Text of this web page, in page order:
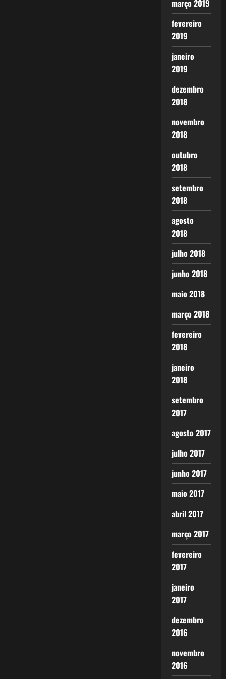
março 2019
fevereiro
2019
janeiro
2019
dezembro
2018
novembro
2018
outubro
2018
setembro
2018
agosto
2018
julho 2018
junho 2018
maio 2018
março 2018
fevereiro
2018
janeiro
2018
setembro
2017
agosto 2017
julho 2017
junho 2017
maio 2017
abril 2017
março 2017
fevereiro
2017
janeiro
2017
dezembro
2016
novembro
2016